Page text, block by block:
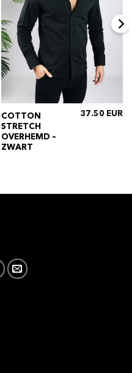
COTTON
STRETCH
OVERHEMD –
ZWART
37.50